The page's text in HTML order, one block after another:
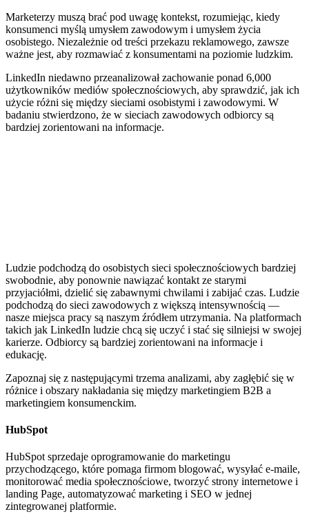
Marketerzy muszą brać pod uwagę kontekst, rozumiejąc, kiedy
konsumenci myślą umysłem zawodowym i umysłem życia
osobistego. Niezależnie od treści przekazu reklamowego, zawsze
ważne jest, aby rozmawiać z konsumentami na poziomie ludzkim.
LinkedIn niedawno przeanalizował zachowanie ponad 6,000
użytkowników mediów społecznościowych, aby sprawdzić, jak ich
użycie różni się między sieciami osobistymi i zawodowymi. W
badaniu stwierdzono, że w sieciach zawodowych odbiorcy są
bardziej zorientowani na informacje.
Ludzie podchodzą do osobistych sieci społecznościowych bardziej
swobodnie, aby ponownie nawiązać kontakt ze starymi
przyjaciółmi, dzielić się zabawnymi chwilami i zabijać czas. Ludzie
podchodzą do sieci zawodowych z większą intensywnością —
nasze miejsca pracy są naszym źródłem utrzymania. Na platformach
takich jak LinkedIn ludzie chcą się uczyć i stać się silniejsi w swojej
karierze. Odbiorcy są bardziej zorientowani na informacje i
edukację.
Zapoznaj się z następującymi trzema analizami, aby zagłębić się w
różnice i obszary nakładania się między marketingiem B2B a
marketingiem konsumenckim.
HubSpot
HubSpot sprzedaje oprogramowanie do marketingu
przychodzącego, które pomaga firmom blogować, wysyłać e-maile,
monitorować media społecznościowe, tworzyć strony internetowe i
landing Page, automatyzować marketing i SEO w jednej
zintegrowanej platformie.